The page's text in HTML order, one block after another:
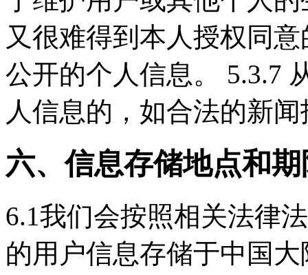
又很难得到本人授权同
公开的个人信息。 5.3.7
人信息的，如合法的新
六、信息存储地点和期
6.1我们会按照相关法律
的用户信息存储于中国